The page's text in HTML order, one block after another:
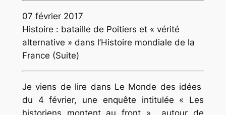
07 février 2017
Histoire : bataille de Poitiers et « vérité
alternative » dans l’Histoire mondiale de la
France (Suite)
Je viens de lire dans Le Monde des idées
du 4 février, une enquête intitulée « Les
historiens montent au front » autour de